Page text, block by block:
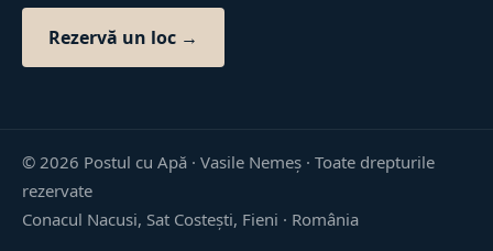
Rezervă un loc →
©2026 Postul cu Apă · Vasile Nemeș ·Toate drepturile
rezervate
Conacul Nacusi, Sat Costești, Fieni · România